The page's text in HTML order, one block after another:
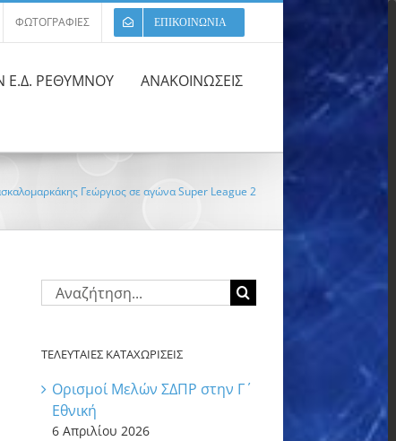
ΦΩΤΟΓΡΑΦΙΕΣ ΕΠΙΚΟΙΝΩΝΙΑ
Ε.Δ. ΡΕΘΥΜΝΟΥ ΑΝΑΚΟΙΝΩΣΕΙΣ
Γεώργιος σε αγώνα Super League 2
Αναζήτηση
για:
ΤΕΛΕΥΤΑΙΕΣ ΚΑΤΑΧΩΡΙΣΕΙΣ
Ορισμοί Μελών ΣΔΠΡ στην Γ΄
Εθνική
6 Απριλίου 2026